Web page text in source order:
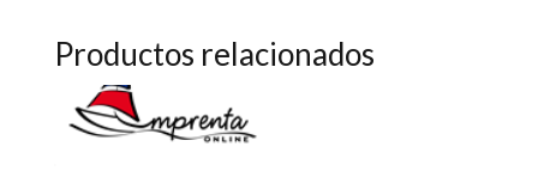
Productos relacionados